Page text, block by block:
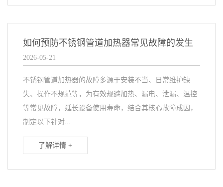
如何预防不锈钢管道加热器常见故障的发生
2026-05-21
不锈钢管道加热器的故障多源于安装不当、日常维护缺
失、操作不规范等，为有效规避加热、漏电、泄漏、温控
等常见故障，延长设备使用寿命，结合其核心故障成因，
制定以下针对...
了解详情 +